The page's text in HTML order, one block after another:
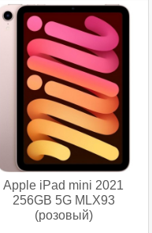
Apple iPad mini 2021
256GB 5G MLX93
(розовый)